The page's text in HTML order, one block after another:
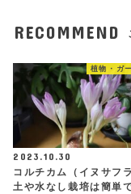
RECOMMEND
植物・ガ
2023.10.30
コルチカム（イヌサフ
土や水なし栽培は簡単